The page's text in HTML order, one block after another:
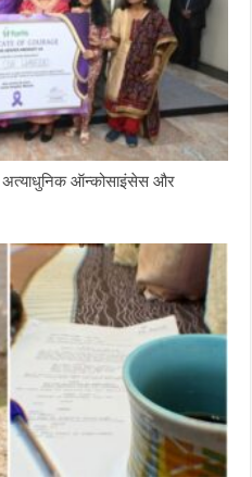
अत्याधुनिक ऑन्कोसाइंसेस और